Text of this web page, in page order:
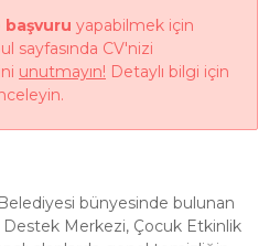
başvuru yapabilmek için
sayfasında CV'nizi
unutmayın! Detaylı bilgi için
bünyesinde bulunan
Destek Merkezi, Çocuk Etkinlik